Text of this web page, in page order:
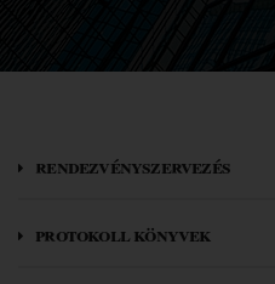
rendezvényszervezés
protokoll könyvek